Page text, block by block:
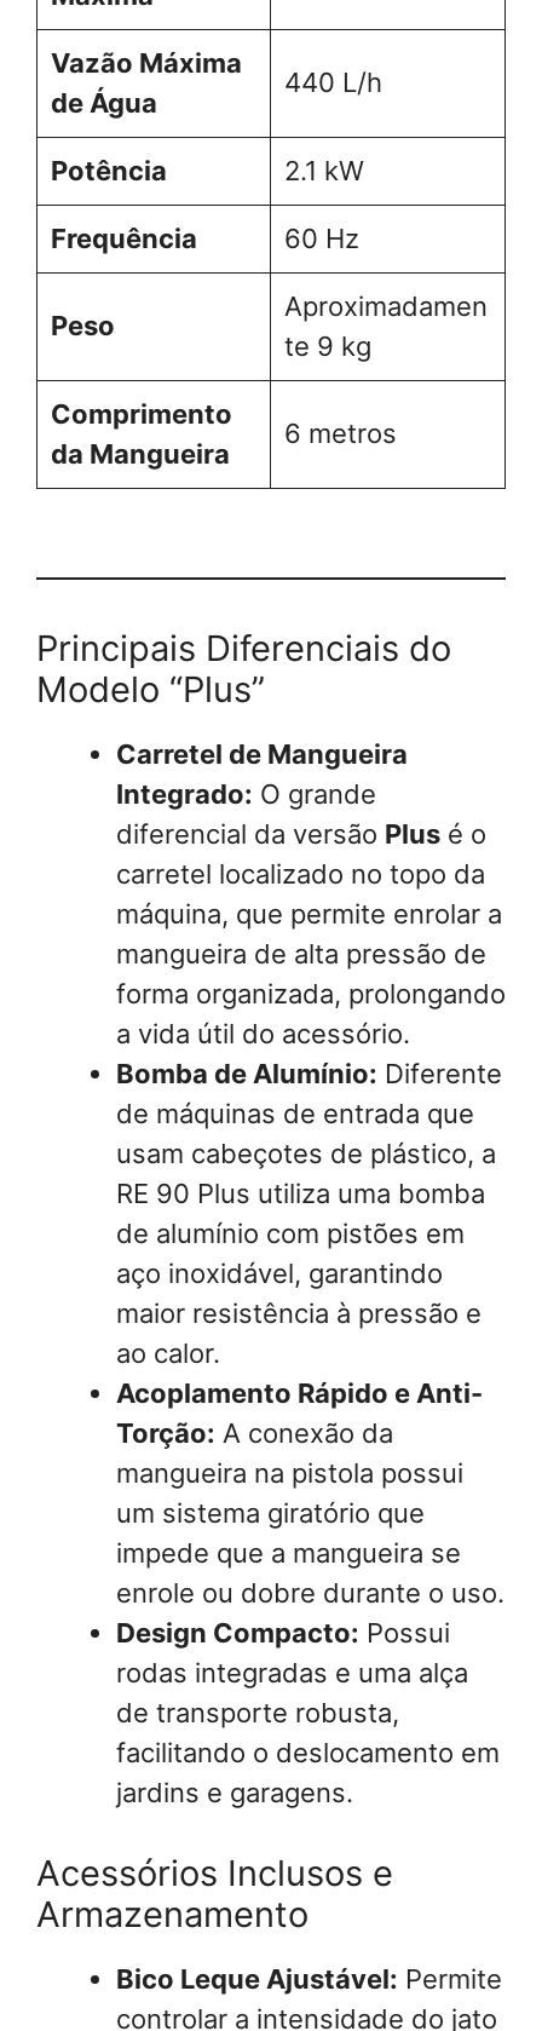
Vazão Máxima
de Água
440 L/h
Potência 2.1 kW
Frequência 60 Hz
Peso
Aproximadamen
te 9 kg
Comprimento
da Mangueira
6 metros
Principais Diferenciais do
Modelo “Plus”
Carretel de Mangueira
Integrado: O grande
diferencial da versão Plus é o
carretel localizado no topo da
máquina, que permite enrolar a
mangueira de alta pressão de
forma organizada, prolongando
a vida útil do acessório.
Bomba de Alumínio: Diferente
de máquinas de entrada que
usam cabeçotes de plástico, a
RE 90 Plus utiliza uma bomba
de alumínio com pistões em
aço inoxidável, garantindo
maior resistência à pressão e
ao calor.
Acoplamento Rápido e Anti-
Torção: A conexão da
mangueira na pistola possui
um sistema giratório que
impede que a mangueira se
enrole ou dobre durante o uso.
Design Compacto: Possui
rodas integradas e uma alça
de transporte robusta,
facilitando o deslocamento em
jardins e garagens.
Acessórios Inclusos e
Armazenamento
Bico Leque Ajustável: Permite
controlar a intensidade do jato